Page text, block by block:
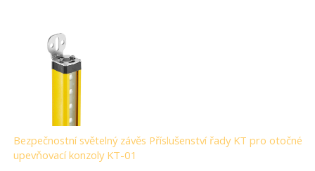
Bezpečnostní světelný závěs Příslušenství řady KT pro otočné
upevňovací konzoly KT-01